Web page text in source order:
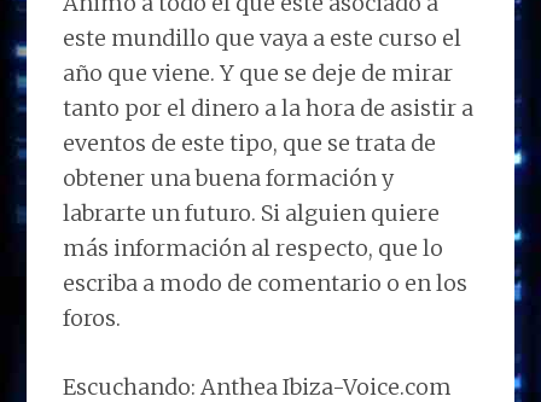
este mundillo que vaya a este curso el
año que viene. Y que se deje de mirar
tanto por el dinero a la hora de asistir a
eventos de este tipo, que se trata de
obtener una buena formación y
labrarte un futuro. Si alguien quiere
más información al respecto, que lo
escriba a modo de comentario o en los
foros.
Escuchando: Anthea Ibiza-Voice.com